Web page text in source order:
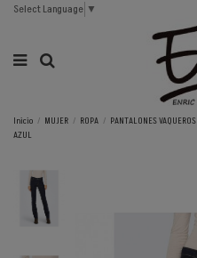
Select Language ▼
Inicio MUJER ROPA PANTALONES VAQUEROS
AZUL